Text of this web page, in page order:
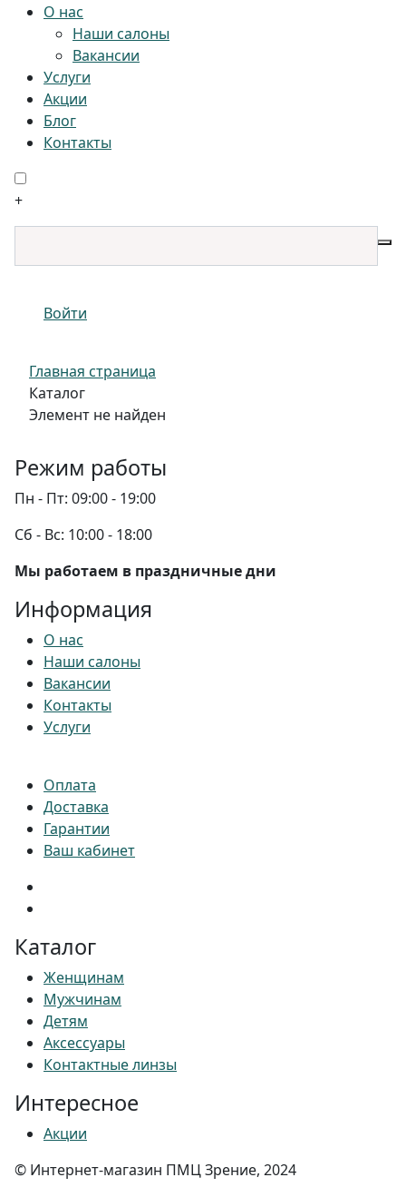
О нас
Наши салоны
Вакансии
Услуги
Акции
Блог
Контакты
+
Войти
Главная страница
Каталог
Элемент не найден
Режим работы
Пн - Пт: 09:00 - 19:00
Сб - Вс: 10:00 - 18:00
Мы работаем в праздничные дни
Информация
О нас
Наши салоны
Вакансии
Контакты
Услуги
Оплата
Доставка
Гарантии
Ваш кабинет
Каталог
Женщинам
Мужчинам
Детям
Аксессуары
Контактные линзы
Интересное
Акции
© Интернет-магазин ПМЦ Зрение, 2024